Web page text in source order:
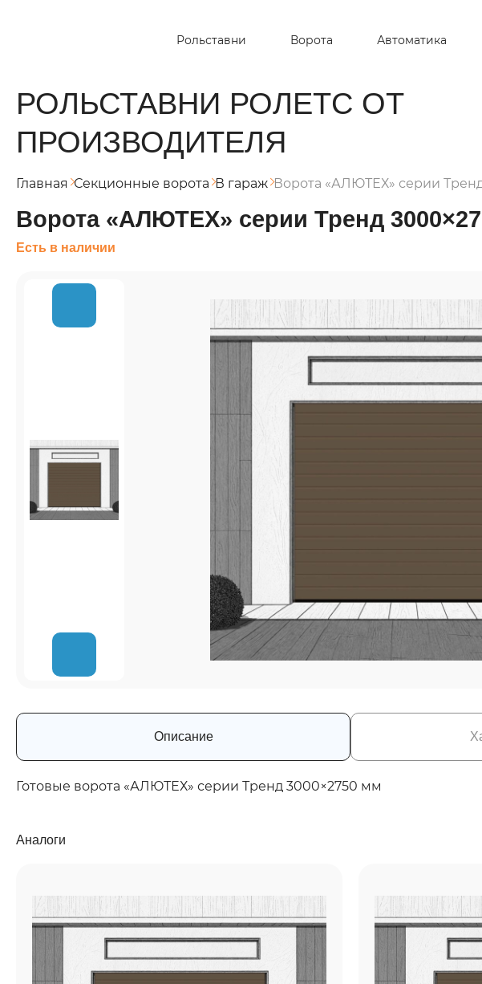
Рольставни Ворота Автоматика
РОЛЬСТАВНИ РОЛЕТС ОТ
ПРОИЗВОДИТЕЛЯ
Главная Секционные ворота В гараж Ворота «АЛЮТЕХ» серии
Ворота «АЛЮТЕХ» серии Тренд
Есть в наличии
Описание
Готовые ворота «АЛЮТЕХ» серии Тренд 3000×2750 мм
Аналоги